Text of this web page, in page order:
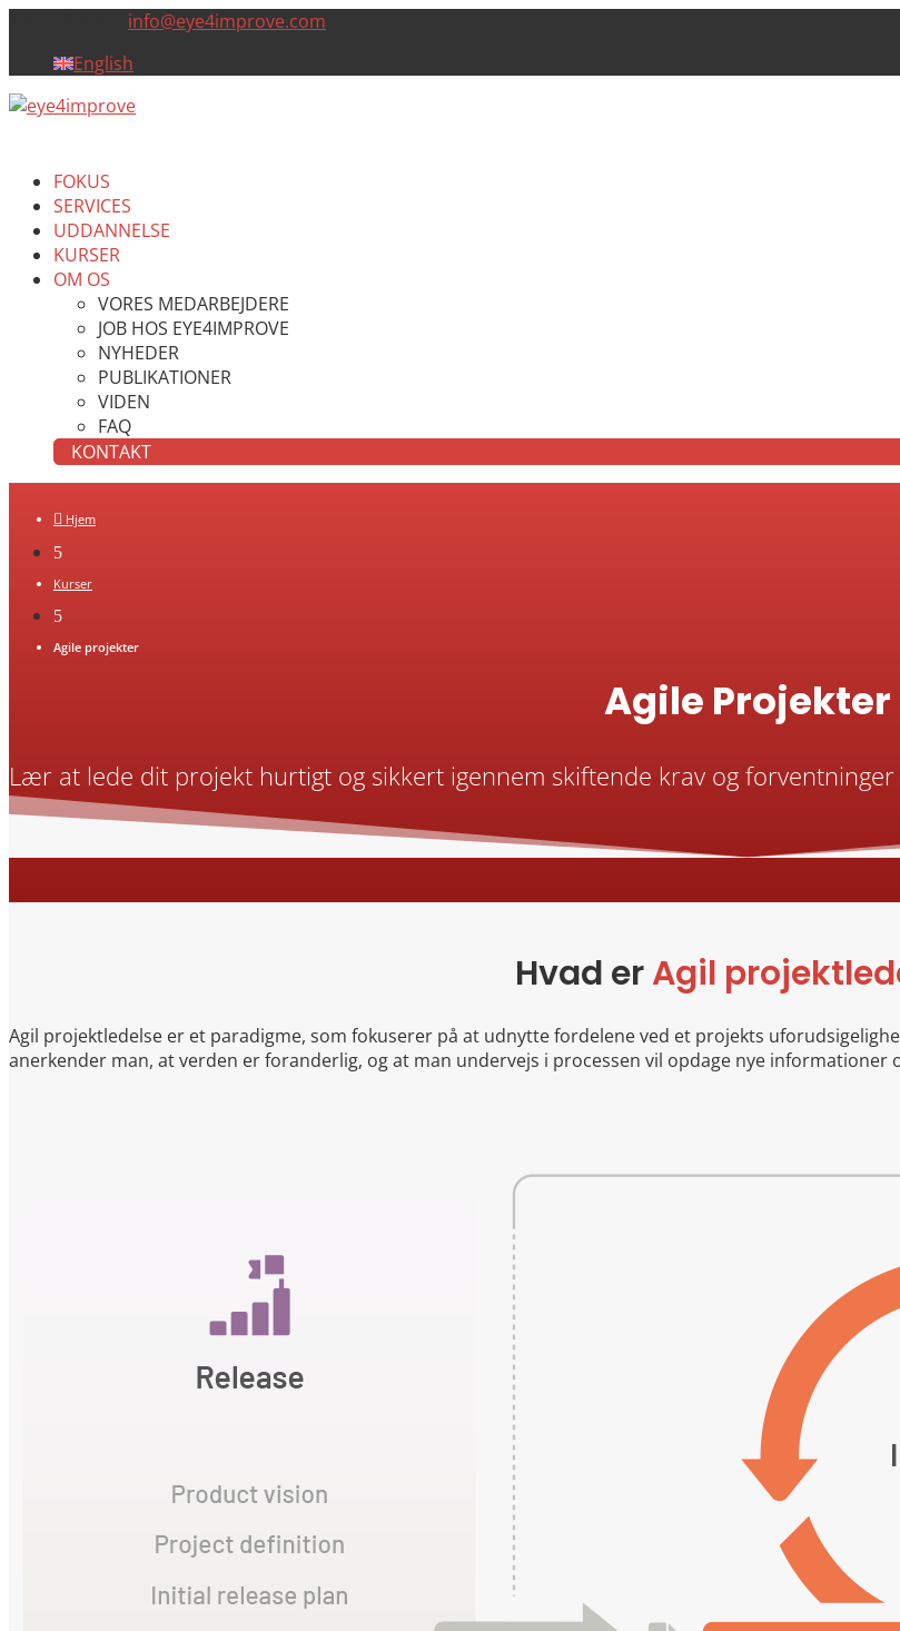
info@eye4improve.com
English
FOKUS
SERVICES
UDDANNELSE
KURSER
OM OS
VORES MEDARBEJDERE
JOB HOS EYE4IMPROVE
NYHEDER
PUBLIKATIONER
VIDEN
FAQ
KONTAKT
 Hjem
5
Kurser
5
Agile projekter
Agile Projekter
Lær at lede dit projekt hurtigt og sikkert igennem skiftende krav og forventninger
Hvad erAgil
Agil projektledelse er et paradigme, som fokuserer på at udnytte fordelene ved et projekts
anerkender man, at verden er foranderlig, og at man undervejs i processen vil opdage nye informationer